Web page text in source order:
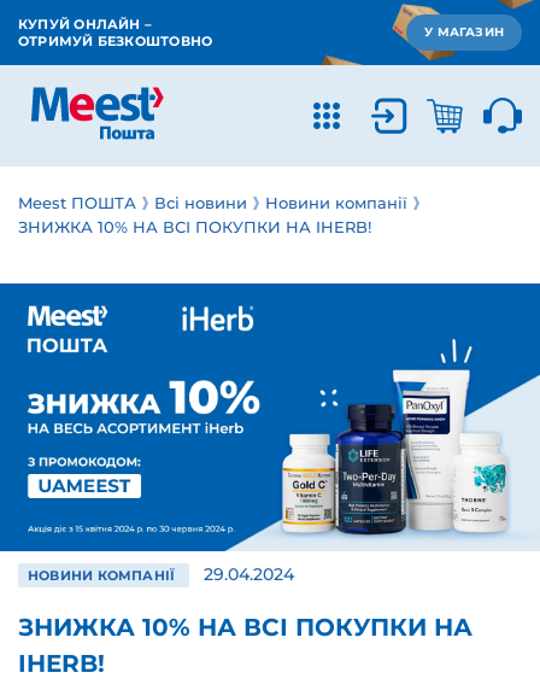
КУПУЙ ОНЛАЙН –
ОТРИМУЙ БЕЗКОШТОВНО
У МАГАЗИН
Meest ПОШТА Всі новини
Новини компанії
ЗНИЖКА 10% НА ВСІ ПОКУПКИ НА IHERB!
НОВИНИ КОМПАНІЇ 29.04.2024
ЗНИЖКА 10% НА ВСІ ПОКУПКИ НА
IHERB!